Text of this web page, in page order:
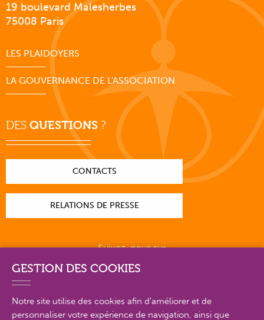
19 boulevard Malesherbes
75008 Paris
LES PLAIDOYERS
LA GOUVERNANCE DE L'ASSOCIATION
DES QUESTIONS ?
CONTACTS
RELATIONS DE PRESSE
Suivez-nous sur
GESTION DES COOKIES
Notre site utilise des cookies afin d'améliorer et de
personnaliser votre expérience de navigation, ainsi que